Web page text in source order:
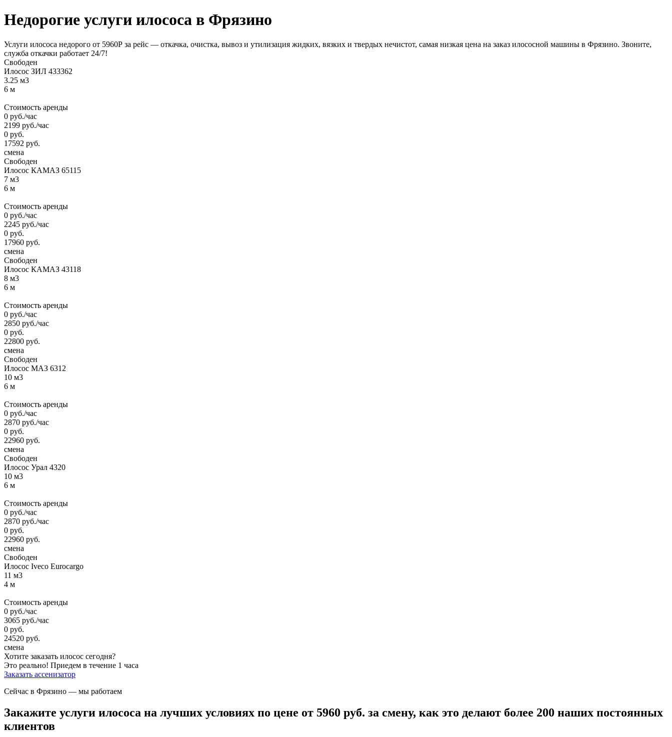
Недорогие услуги илососа в Фрязино
Услуги илососа недорого от 5960Р за рейс — откачка, очистка, вывоз и утилизация жидких, вязких и твердых нечистот, самая низкая цена на заказ илососной машины в Фрязино. Звоните,
служба откачки работает 24/7!
Свободен
Илосос ЗИЛ 433362
3.25 м3
6 м
Стоимость аренды
0 руб./час
2199 руб./час
0 руб.
17592 руб.
смена
Свободен
Илосос КАМАЗ 65115
7 м3
6 м
Стоимость аренды
0 руб./час
2245 руб./час
0 руб.
17960 руб.
смена
Свободен
Илосос КАМАЗ 43118
8 м3
6 м
Стоимость аренды
0 руб./час
2850 руб./час
0 руб.
22800 руб.
смена
Свободен
Илосос МАЗ 6312
10 м3
6 м
Стоимость аренды
0 руб./час
2870 руб./час
0 руб.
22960 руб.
смена
Свободен
Илосос Урал 4320
10 м3
6 м
Стоимость аренды
0 руб./час
2870 руб./час
0 руб.
22960 руб.
смена
Свободен
Илосос Iveco Eurocargo
11 м3
4 м
Стоимость аренды
0 руб./час
3065 руб./час
0 руб.
24520 руб.
смена
Хотите заказать илосос сегодня?
Это реально! Приедем в течение 1 часа
Заказать ассенизатор
Сейчас в Фрязино — мы работаем
Закажите услуги илососа на лучших условиях по цене от 5960 руб. за смену, как это делают более 200 наших постоянных
клиентов